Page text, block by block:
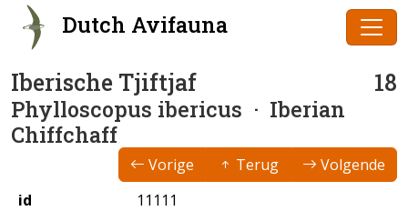
Dutch Avifauna
Iberische Tjiftjaf 18
Phylloscopus ibericus · Iberian
Chiffchaff
Vorige Terug
Volgende
id
11111